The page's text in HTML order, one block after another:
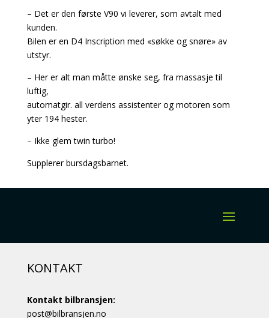
– Det er den første V90 vi leverer, som avtalt med
kunden.
Bilen er en D4 Inscription med «søkke og snøre» av
utstyr.
– Her er alt man måtte ønske seg, fra massasje til
luftig,
automatgir. all verdens assistenter og motoren som
yter 194 hester.
– Ikke glem twin turbo!
Supplerer bursdagsbarnet.
KONTAKT
Kontakt bilbransjen:
post@bilbransjen.no